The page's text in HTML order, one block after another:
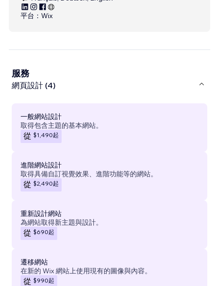
平台： Wix
服務
網頁設計 (4)
一般網站設計
取得包含主題的基本網站。
從 $1,490起
進階網站設計
取得具備自訂視覺效果、進階功能等的網站。
從 $2,490起
重新設計網站
為網站取得新主題與設計。
從 $690起
遷移網站
在新的 Wix 網站上使用現有的圖像與內容。
從 $990起